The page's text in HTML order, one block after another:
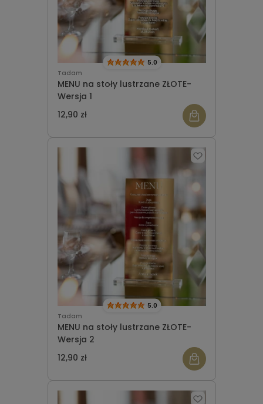
Tadam
MENU na stoły lustrzane ZŁOTE-
Wersja 1
5.0
12,90 zł
Tadam
MENU na stoły lustrzane ZŁOTE-
Wersja 2
5.0
12,90 zł